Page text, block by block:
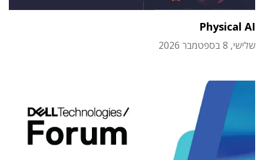
Physical AI
שלישי, 8 בספטמבר 2026